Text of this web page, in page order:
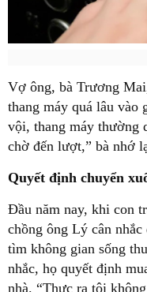
Vợ ông, bà Trương
thang máy quá lâu vào
vội, thang máy thường
chờ đến lượt,” bà nhớ
Quyết định chuyển
Đầu năm nay, khi con
chồng ông Lý cân
tìm không gian sống
nhắc, họ quyết định
nhà. “Thực ra tôi